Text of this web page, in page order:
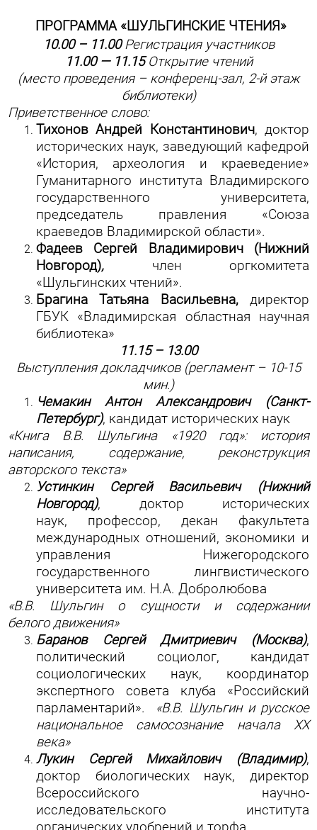
ПРОГРАММА «ШУЛЬГИНСКИЕ ЧТЕНИЯ»
10.00 – 11.00Регистрация участников
11.00 — 11.15Открытие чтений
(место проведения – конференц-зал, 2-й этаж
библиотеки)
Приветственное слово:
Тихонов Андрей Константинович, доктор
исторических наук, заведующий кафедрой
«История, археология и краеведение»
Гуманитарного института Владимирского
государственного университета,
председатель правления «Союза
краеведов Владимирской области».
Фадеев Сергей Владимирович (Нижний
Новгород),
член оргкомитета
«Шульгинских чтений».
Брагина Татьяна Васильевна,директор
ГБУК «Владимирская областная научная
библиотека»
11.15 – 13.00
Выступления докладчиков (регламент – 10-15
мин.)
Чемакин Антон Александрович (Санкт-
Петербург), кандидат исторических наук
«Книга В.В. Шульгина «1920 год»: история
написания, содержание, реконструкция
авторского текста»
Устинкин Сергей Васильевич (Нижний
Новгород), доктор исторических
наук, профессор, декан факультета
международных отношений, экономики и
управления Нижегородского
государственного лингвистического
университета им. Н.А. Добролюбова
«В.В. Шульгин о сущности и содержании
белого движения»
Баранов Сергей Дмитриевич (Москва),
политический социолог, кандидат
социологических наук, координатор
экспертного совета клуба «Российский
парламентарий».
«В.В. Шульгин и русское
национальное самосознание начала ХХ
века»
Лукин Сергей Михайлович (Владимир),
доктор биологических наук, директор
Всероссийского научно-
исследовательского института